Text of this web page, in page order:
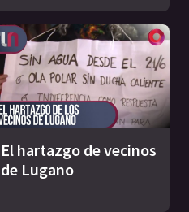
El hartazgo de vecinos
de Lugano